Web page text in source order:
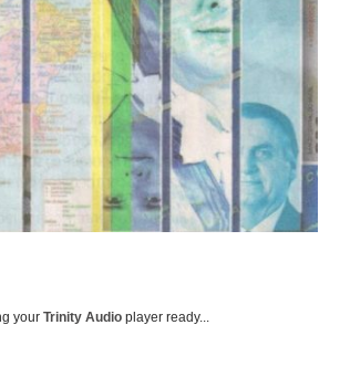
your Trinity Audio player ready...